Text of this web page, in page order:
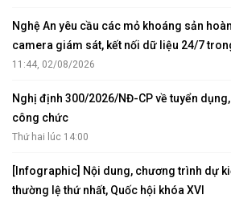
Nghệ An yêu cầu các mỏ khoáng sản
camera giám sát, kết nối dữ liệu 24/7
11:44, 02/08/2026
Nghị định 300/2026/NĐ-CP về tuyển
công chức
Thứ hai lúc 14:00
[Infographic] Nội dung, chương trình dự
thường lệ thứ nhất, Quốc hội khóa XVI